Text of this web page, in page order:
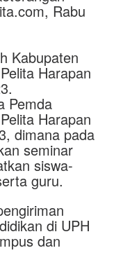
Rabu
Kabupaten
Harapan
Pemda
Harapan
dimana pada
seminar
siswa-
guru.
di UPH
dan